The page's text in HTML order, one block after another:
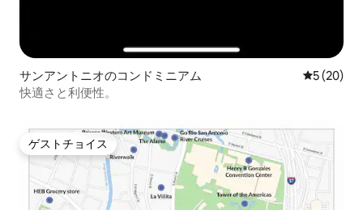
サンアントニオのコンドミニアム レビュー
5 (20)
快適さと利便性。
ゲストチョイス
ゲストチョイス